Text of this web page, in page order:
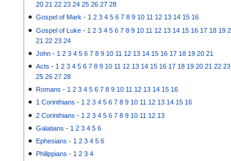
20 21 22 23 24 25 26 27 28
Gospel of Mark - 1 2 3 4 5 6 7 8 9 10 11 12 13 14 15 16
Gospel of Luke - 1 2 3 4 5 6 7 8 9 10 11 12 13 14 15 16 17 18 19
21 22 23 24
John - 1 2 3 4 5 6 7 8 9 10 11 12 13 14 15 16 17 18 19 20 21
Acts - 1 2 3 4 5 6 7 8 9 10 11 12 13 14 15 16 17 18 19 20 21 22 23
25 26 27 28
Romans - 1 2 3 4 5 6 7 8 9 10 11 12 13 14 15 16
1 Corinthians - 1 2 3 4 5 6 7 8 9 10 11 12 13 14 15 16
2 Corinthians - 1 2 3 4 5 6 7 8 9 10 11 12 13
Galatians - 1 2 3 4 5 6
Ephesians - 1 2 3 4 5 6
Philippians - 1 2 3 4